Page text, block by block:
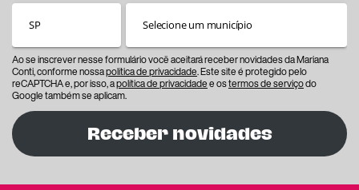
Ao se inscrever nesse formulário você aceitará receber novidades da Mariana
Conti, conforme nossapolítica de privacidade. Este site é protegido pelo
reCAPTCHA e, por isso, apolítica de privacidadee ostermos de serviçodo
Google também se aplicam.
Receber novidades